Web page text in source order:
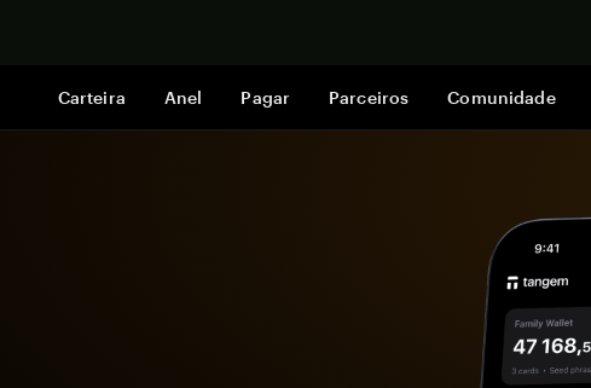
Carteira Anel Pagar Parceiros Comunidade